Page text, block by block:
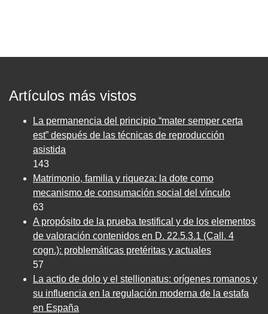
Artículos más vistos
La permanencia del principio “mater semper certa
est” después de las técnicas de reproducción
asistida
143
Matrimonio, familia y riqueza: la dote como
mecanismo de consumación social del vínculo
63
A propósito de la prueba testifical y de los elementos
de valoración contenidos en D. 22.5.3.1 (Call. 4
cogn.): problemáticas pretéritas y actuales
57
La actio de dolo y el stellionatus: orígenes romanos y
su influencia en la regulación moderna de la estafa
en España